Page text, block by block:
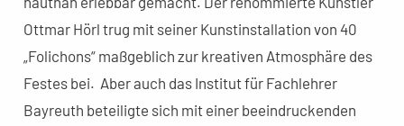
Ottmar Hörl trug mit seiner Kunstinstallation von 40
„Folichons“ maßgeblich zur kreativen Atmosphäre des
Festes bei. Aber auch das Institut für Fachlehrer
Bayreuth beteiligte sich mit einer beeindruckenden